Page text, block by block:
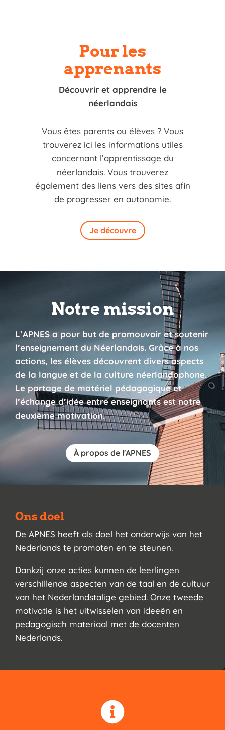
Pour les
apprenants
Découvrir et apprendre le
néerlandais
Vous êtes parents ou élèves ? Vous
trouverez ici les informations utiles
concernant l’apprentissage du
néerlandais. Vous trouverez
également des liens vers des sites afin
de progresser en autonomie.
Je découvre
Notre mission
L’APNES a pour but de promouvoir et soutenir
l’enseignement du Néerlandais. Grâce à nos
actions, les élèves découvrent divers aspects
de la langue et de la culture néerlandophone.
Le partage de matériel pédagogique et
l’échange d’idée entre enseignants est notre
deuxième motivation.
À propos de l'APNES
Ons doel
De APNES heeft als doel het onderwijs van het
Nederlands te promoten en te steunen.
Dankzij onze acties kunnen de leerlingen
verschillende aspecten van de taal en de cultuur
van het Nederlandstalige gebied. Onze tweede
motivatie is het uitwisselen van ideeën en
pedagogisch materiaal met de docenten
Nederlands.
